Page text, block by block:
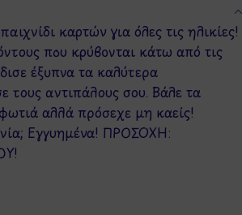
καρτών για όλες τις ηλικίες!
που κρύβονται κάτω από τις
έξυπνα τα καλύτερα
τους αντιπάλους σου. Βάλε τα
αλλά πρόσεχε μη καείς!
Eγγυημένα! ΠΡΟΣΟΧΗ: